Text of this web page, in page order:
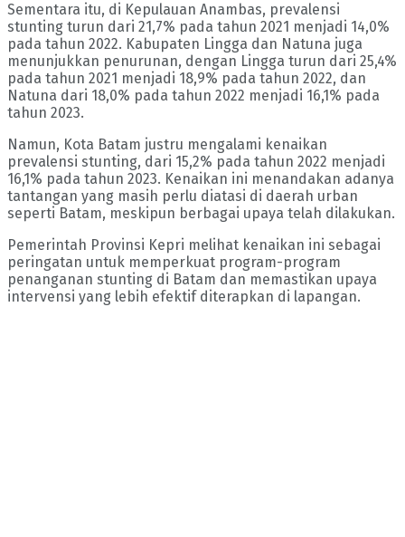
Sementara itu, di Kepulauan Anambas, prevalensi
stunting turun dari 21,7% pada tahun 2021 menjadi 14,0%
pada tahun 2022. Kabupaten Lingga dan Natuna juga
menunjukkan penurunan, dengan Lingga turun dari 25,4%
pada tahun 2021 menjadi 18,9% pada tahun 2022, dan
Natuna dari 18,0% pada tahun 2022 menjadi 16,1% pada
tahun 2023.
Namun, Kota Batam justru mengalami kenaikan
prevalensi stunting, dari 15,2% pada tahun 2022 menjadi
16,1% pada tahun 2023. Kenaikan ini menandakan adanya
tantangan yang masih perlu diatasi di daerah urban
seperti Batam, meskipun berbagai upaya telah dilakukan.
Pemerintah Provinsi Kepri melihat kenaikan ini sebagai
peringatan untuk memperkuat program-program
penanganan stunting di Batam dan memastikan upaya
intervensi yang lebih efektif diterapkan di lapangan.